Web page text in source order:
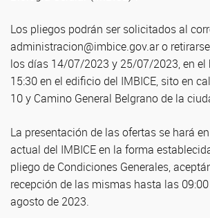
Los pliegos podrán ser solicitados al
administracion@imbice.gov.ar o
los días 14/07/2023 y 25/07/2023, en el
15:30 en el edificio del IMBICE, sito en
10 y Camino General Belgrano de la
La presentación de las ofertas se hará
actual del IMBICE en la forma
pliego de Condiciones Generales,
recepción de las mismas hasta las
agosto de 2023.